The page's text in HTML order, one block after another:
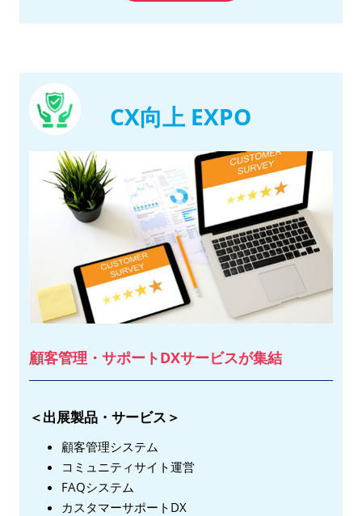
CX向上 EXPO
顧客管理・サポートDXサービスが集結
＜出展製品・サービス＞
顧客管理システム
コミュニティサイト運営
FAQシステム
カスタマーサポートDX